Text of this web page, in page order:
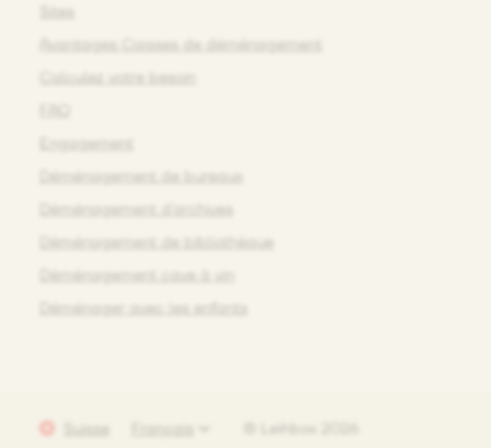
Sites
Avantages Caisses de déménagement
Calculez votre besoin
Engagement
Déménagement de bureaux
Déménagement d’archives
Déménagement de bibliothèque
Déménagement cave à vin
Déménager avec les enfants
Suisse © Leihbox 2026